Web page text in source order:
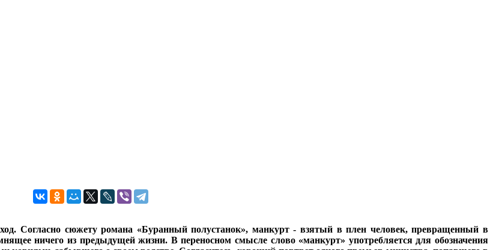
Согласно сюжету романа «Буранный полустанок», манкурт - взятый в плен человек, превращенный в
ничего из предыдущей жизни. В переносном смысле слово «манкурт» употребляется для обозначения